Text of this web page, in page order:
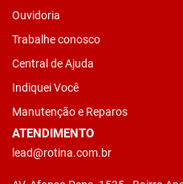
Ouvidoria
Trabalhe conosco
Central de Ajuda
Indiquei Você
Manutenção e Reparos
ATENDIMENTO
lead@rotina.com.br